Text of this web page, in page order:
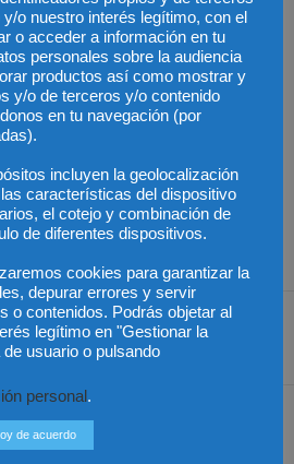
su validez y eficacia. Contar con el
especializado en derecho
un pacto que respete los límites
de los socios.
, somos expertos en derecho
y en la asesoría legal para empresas y
soluciones personalizadas que
de tu negocio. ¡Contáctanos
o nuestro interés legítimo, con el
o acceder a información en tu
personales sobre la audiencia
productos así como mostrar y
y/o de terceros y/o contenido
en tu navegación (por
incluyen la geolocalización
características del dispositivo
el cotejo y combinación de
de diferentes dispositivos.
cookies para garantizar la
depurar errores y servir
o contenidos. Podrás objetar al
legítimo en "Gestionar la
usuario o pulsando
personal .
de acuerdo